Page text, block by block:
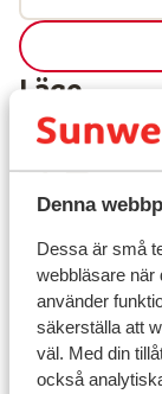
Denna
Dessa är små
webbläsare när
använder
säkerställa att
väl. Med din
också
Läge
I området